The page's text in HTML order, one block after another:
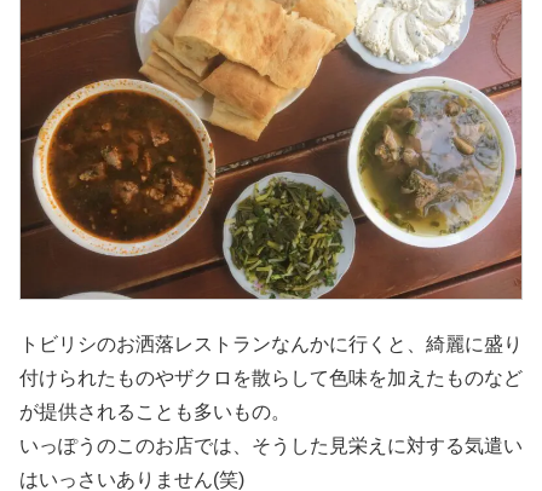
トビリシのお洒落レストランなんかに行くと、綺麗に盛り
付けられたものやザクロを散らして色味を加えたものなど
が提供されることも多いもの。
いっぽうのこのお店では、そうした見栄えに対する気遣い
はいっさいありません(笑)